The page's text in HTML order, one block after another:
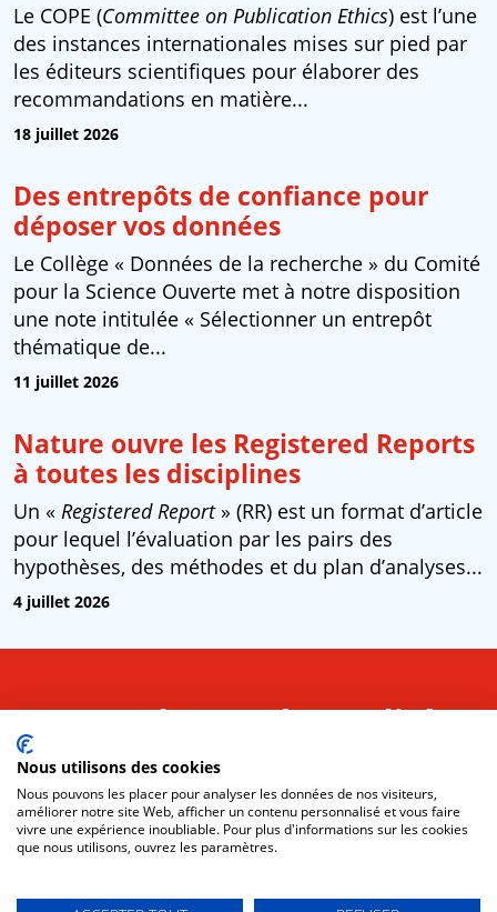
Le COPE (Committee on Publication Ethics) est l’une
des instances internationales mises sur pied par
les éditeurs scientifiques pour élaborer des
recommandations en matière...
18 juillet 2026
Des entrepôts de confiance pour
déposer vos données
Le Collège « Données de la recherche » du Comité
pour la Science Ouverte met à notre disposition
une note intitulée « Sélectionner un entrepôt
thématique de...
11 juillet 2026
Nature ouvre les Registered Reports
à toutes les disciplines
Un « Registered Report» (RR) est un format d’article
pour lequel l’évaluation par les pairs des
hypothèses, des méthodes et du plan d’analyses...
4 juillet 2026
Vos lettres d’actualités
S’INSCRIRE
Nous utilisons des cookies
Nous pouvons les placer pour analyser les données de nos visiteurs,
améliorer notre site Web, afficher un contenu personnalisé et vous faire
vivre une expérience inoubliable. Pour plus d'informations sur les cookies
que nous utilisons, ouvrez les paramètres.